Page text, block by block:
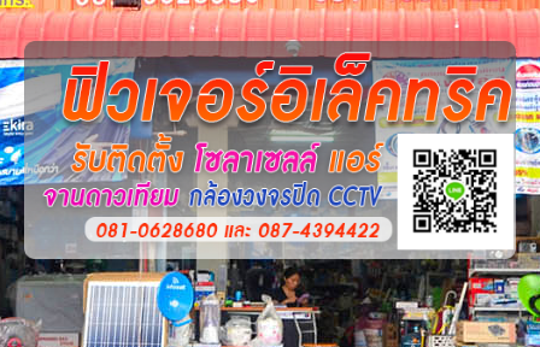
หน้าแรก
เกี่ยวกับเรา
บรรยากาศร้าน
บรรยากาศการทำงาน